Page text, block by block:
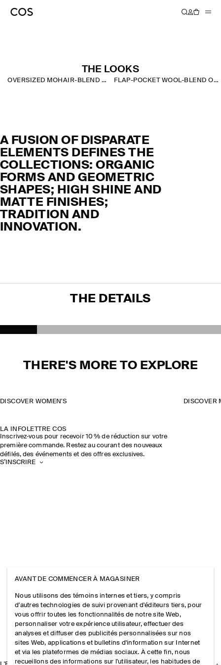
AUTUMN WINTER 2024
THE LOOKS
OVERSIZED MOHAIR-BLEND SCARF FLAP-POCKET WOOL-BLEND OVERSHIRT
A FUSION OF DISPARATE
ELEMENTS DEFINES THE
COLLECTIONS: ORGANIC
FORMS AND GEOMETRIC
SHAPES; HIGH SHINE AND
MATTE FINISHES;
TRADITION AND
INNOVATION.
THE DETAILS
THERE'S MORE TO EXPLORE
DISCOVER WOMEN'S DISCOVER
LA INFOLETTRE COS
Inscrivez‑vous pour recevoir 10 % de réduction sur votre
première commande. Restez au courant des nouveaux
défilés, des événements et des offres exclusives.
S’INSCRIRE
AVANT DE COMMENCER À MAGASINER
Nous utilisons des témoins internes et tiers, y compris
d'autres technologies de suivi provenant d'éditeurs tiers, pour
vous offrir toutes les fonctionnalités de notre site Web,
personnaliser votre expérience utilisateur, effectuer des
analyses et diffuser des publicités personnalisées sur nos
sites Web, applications et bulletins d'information sur Internet
et via les plateformes de médias sociaux. À cette fin, nous
recueillons des informations sur l'utilisateur, les habitudes de